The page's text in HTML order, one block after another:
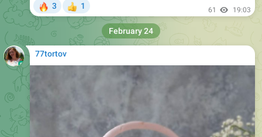
77tortov